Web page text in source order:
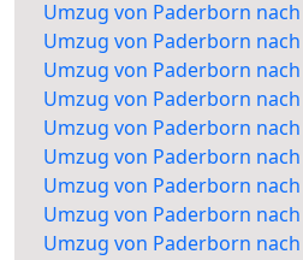
Umzug von Paderborn
Umzug von Paderborn
Umzug von Paderborn
Umzug von Paderborn
Umzug von Paderborn
Umzug von Paderborn nach
Umzug von Paderborn nach
Umzug von Paderborn nach
Umzug von Paderborn nach